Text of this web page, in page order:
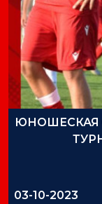
ЮНОШЕСКАЯ